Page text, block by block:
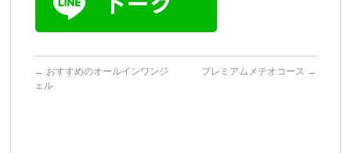
← おすすめのオールインワンジ
ェル
プレミアムメテオコース →